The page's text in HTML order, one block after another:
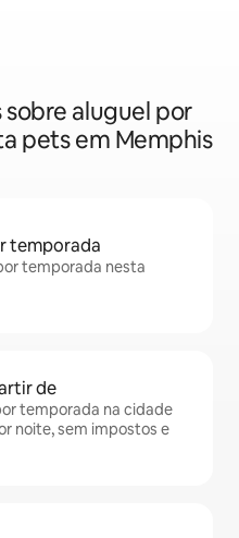
aluguel por
pets em Memphis
temporada
temporada nesta
de
temporada na cidade
noite, sem impostos e